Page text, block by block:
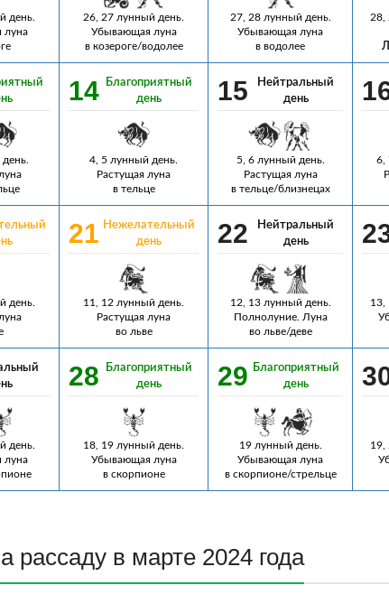
день.
луна
26, 27 лунный день.
Убывающая луна
в козероге/водолее
27, 28 лунный день.
Убывающая луна
в водолее
28,
14
Благоприятный
день
4, 5 лунный день.
Растущая луна
в тельце
15
Нейтральный
день
5, 6 лунный день.
Растущая луна
в тельце/близнецах
6,
день.
21 Нежелательный
день
11, 12 лунный день.
Растущая луна
во льве
22
Нейтральный
день
12, 13 лунный день.
Полнолуние. Луна
во льве/деве
13,
день.
луна
28
Благоприятный
день
18, 19 лунный день.
Убывающая луна
в скорпионе
29
Благоприятный
день
19 лунный день.
Убывающая луна
в скорпионе/стрельце
19,
рассаду в марте 2024 года